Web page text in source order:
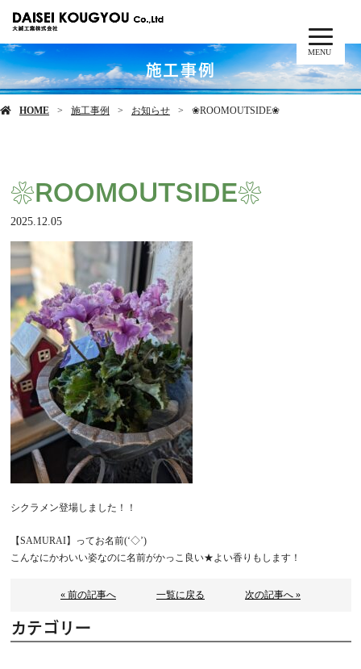
MENU
施工事例
HOME 施工事例 お知らせ ❀ROOMOUTSIDE❀
❀ROOMOUTSIDE❀
2025.12.05
シクラメン登場しました！！
【SAMURAI】ってお名前(‘◇’)ゞ
こんなにかわいい姿なのに名前がかっこ良い★よい香りもします！
« 前の記事へ 一覧に戻る 次の記事へ »
カテゴリー